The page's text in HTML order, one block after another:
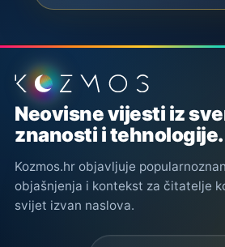
Podnožje stranice
Neovisne vijesti iz
znanosti i tehnologije.
Kozmos.hr objavljuje
objašnjenja i kontekst za čitatelje
svijet izvan naslova.